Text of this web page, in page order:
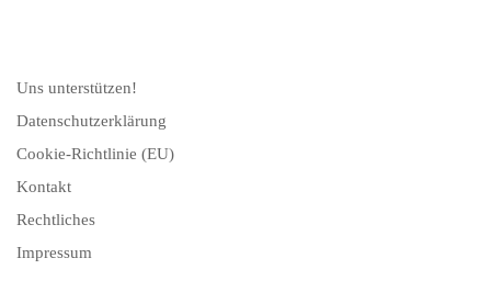
Uns unterstützen!
Datenschutzerklärung
Cookie-Richtlinie (EU)
Kontakt
Rechtliches
Impressum